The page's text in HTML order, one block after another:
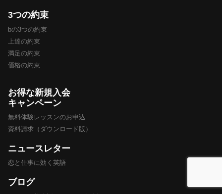
3つの約束
bの3つの約束
上達の約束
満足の約束
価格の約束
お得な新規入会
キャンペーン
無料体験レッスンのお申込
資料請求（ダウンロード版）
ニュースレター
恋と仕事に効く英語
ブログ